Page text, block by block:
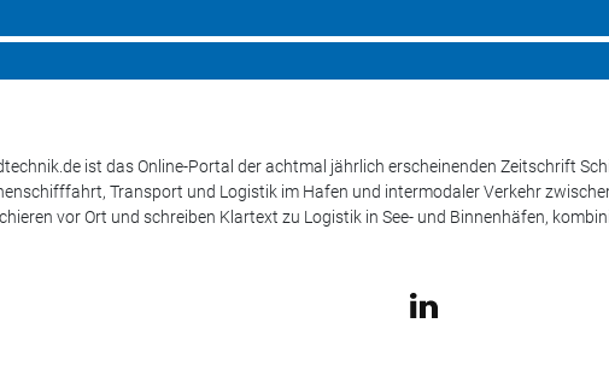
ist das Online-Portal der achtmal jährlich erscheinenden Zeitschrift
Transport und Logistik im Hafen und intermodaler Verkehr
vor Ort und schreiben Klartext zu Logistik in See- und Binnenhäfen,